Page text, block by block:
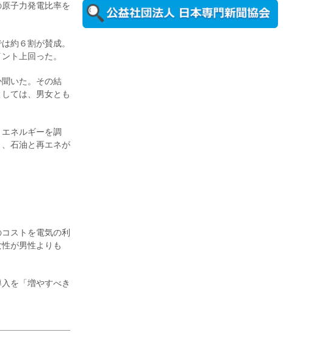
子力発電比率を
約６割が賛成。
ト上回った。
いた。その結
ては、男女とも
ネルギーを調
石油と再エネが
ストを電気の利
が男性よりも
を「増やすべき